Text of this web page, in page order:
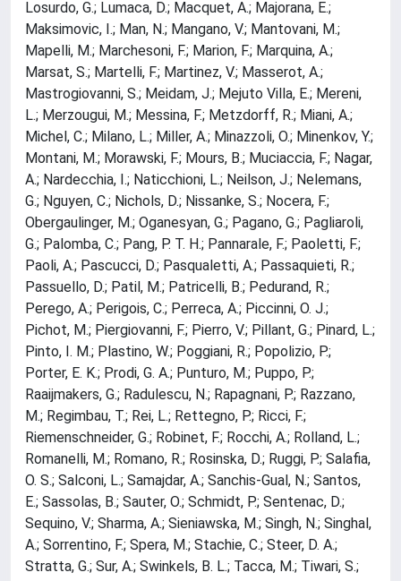
Losurdo, G.; Lumaca, D.; Macquet, A.; Majorana, E.;
Maksimovic, I.; Man, N.; Mangano, V.; Mantovani, M.;
Mapelli, M.; Marchesoni, F.; Marion, F.; Marquina, A.;
Marsat, S.; Martelli, F.; Martinez, V.; Masserot, A.;
Mastrogiovanni, S.; Meidam, J.; Mejuto Villa, E.; Mereni,
L.; Merzougui, M.; Messina, F.; Metzdorff, R.; Miani, A.;
Michel, C.; Milano, L.; Miller, A.; Minazzoli, O.; Minenkov, Y.;
Montani, M.; Morawski, F.; Mours, B.; Muciaccia, F.; Nagar,
A.; Nardecchia, I.; Naticchioni, L.; Neilson, J.; Nelemans,
G.; Nguyen, C.; Nichols, D.; Nissanke, S.; Nocera, F.;
Obergaulinger, M.; Oganesyan, G.; Pagano, G.; Pagliaroli,
G.; Palomba, C.; Pang, P. T. H.; Pannarale, F.; Paoletti, F.;
Paoli, A.; Pascucci, D.; Pasqualetti, A.; Passaquieti, R.;
Passuello, D.; Patil, M.; Patricelli, B.; Pedurand, R.;
Perego, A.; Perigois, C.; Perreca, A.; Piccinni, O. J.;
Pichot, M.; Piergiovanni, F.; Pierro, V.; Pillant, G.; Pinard, L.;
Pinto, I. M.; Plastino, W.; Poggiani, R.; Popolizio, P.;
Porter, E. K.; Prodi, G. A.; Punturo, M.; Puppo, P.;
Raaijmakers, G.; Radulescu, N.; Rapagnani, P.; Razzano,
M.; Regimbau, T.; Rei, L.; Rettegno, P.; Ricci, F.;
Riemenschneider, G.; Robinet, F.; Rocchi, A.; Rolland, L.;
Romanelli, M.; Romano, R.; Rosinska, D.; Ruggi, P.; Salafia,
O. S.; Salconi, L.; Samajdar, A.; Sanchis-Gual, N.; Santos,
E.; Sassolas, B.; Sauter, O.; Schmidt, P.; Sentenac, D.;
Sequino, V.; Sharma, A.; Sieniawska, M.; Singh, N.; Singhal,
A.; Sorrentino, F.; Spera, M.; Stachie, C.; Steer, D. A.;
Stratta, G.; Sur, A.; Swinkels, B. L.; Tacca, M.; Tiwari, S.;